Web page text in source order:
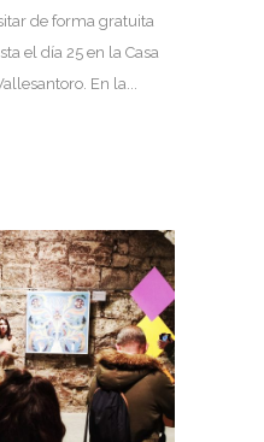
de forma gratuita
el día 25 en la Casa
de Cultura - Palacio Vallesantoro. En la...